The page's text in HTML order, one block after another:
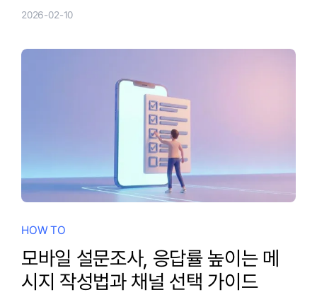
2026-02-10
HOW TO
모바일 설문조사, 응답률 높이는 메
시지 작성법과 채널 선택 가이드